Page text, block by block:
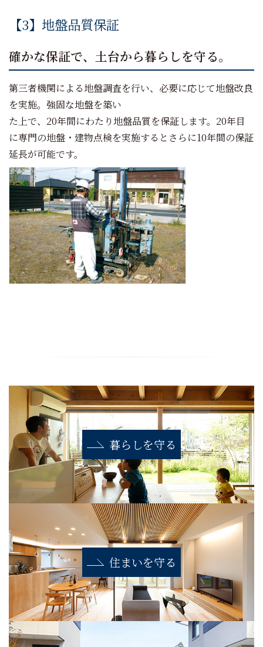
【3】地盤品質保証
確かな保証で、土台から暮らしを守る。
第三者機関による地盤調査を行い、必要に応じて地盤改良
を実施。強固な地盤を築い
た上で、20年間にわたり地盤品質を保証します。20年目
に専門の地盤・建物点検を実施するとさらに10年間の保証
延長が可能です。
暮らしを守る
住まいを守る